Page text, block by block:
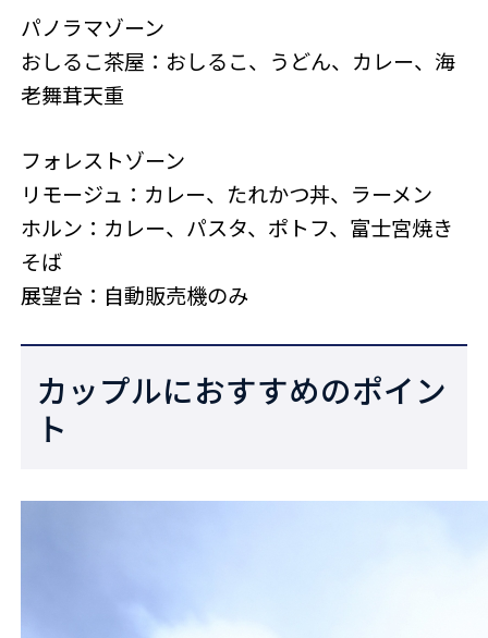
パノラマゾーン
おしるこ茶屋：おしるこ、うどん、カレー、海
老舞茸天重
フォレストゾーン
リモージュ：カレー、たれかつ丼、ラーメン
ホルン：カレー、パスタ、ポトフ、富士宮焼き
そば
展望台：自動販売機のみ
カップルにおすすめのポイン
ト